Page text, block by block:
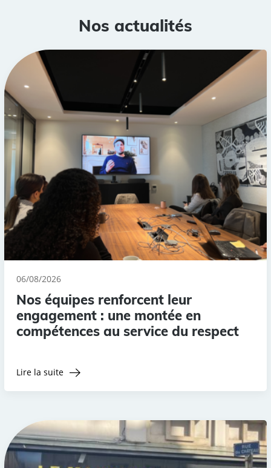
Nos actualités
06/08/2026
Nos équipes renforcent leur
engagement : une montée en
compétences au service du respect
Lire la suite